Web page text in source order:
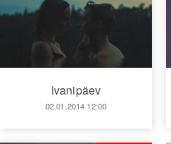
Ivanipäev
02.01.2014 12:00